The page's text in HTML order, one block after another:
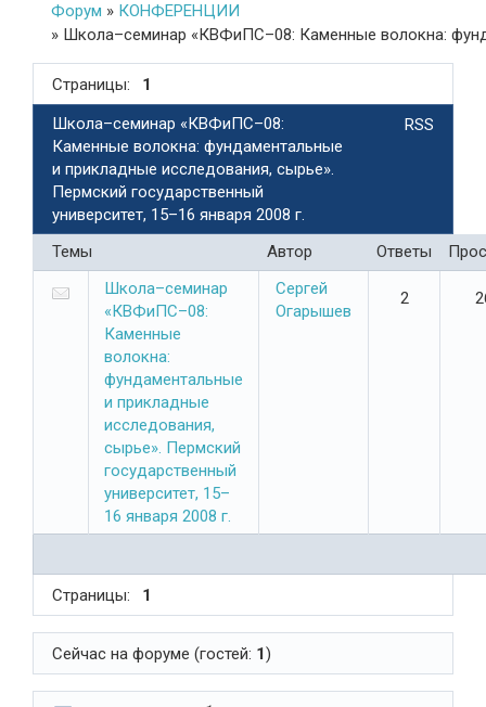
Форум » КОНФЕРЕНЦИИ
» Школа–семинар «КВФиПС–08: Каменные волокна:
Страницы: 1
RSS
Школа–семинар «КВФиПС–08:
Каменные волокна: фундаментальные
и прикладные исследования, сырье».
Пермский государственный
университет, 15–16 января 2008 г.
Темы
Автор Ответы
Школа–семинар
«КВФиПС–08:
Каменные
волокна:
фундаментальные
и прикладные
исследования,
сырье». Пермский
государственный
университет, 15–
16 января 2008 г.
Сергей
Огарышев
2
Страницы: 1
Сейчас на форуме (гостей: 1)